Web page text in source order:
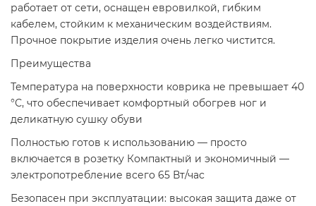
работает от сети, оснащен евровилкой, гибким
кабелем, стойким к механическим воздействиям.
Прочное покрытие изделия очень легко чистится.
Преимущества
Температура на поверхности коврика не превышает 40
°С, что обеспечивает комфортный обогрев ног и
деликатную сушку обуви
Полностью готов к использованию — просто
включается в розетку Компактный и экономичный —
электропотребление всего 65 Вт/час
Безопасен при эксплуатации: высокая защита даже от